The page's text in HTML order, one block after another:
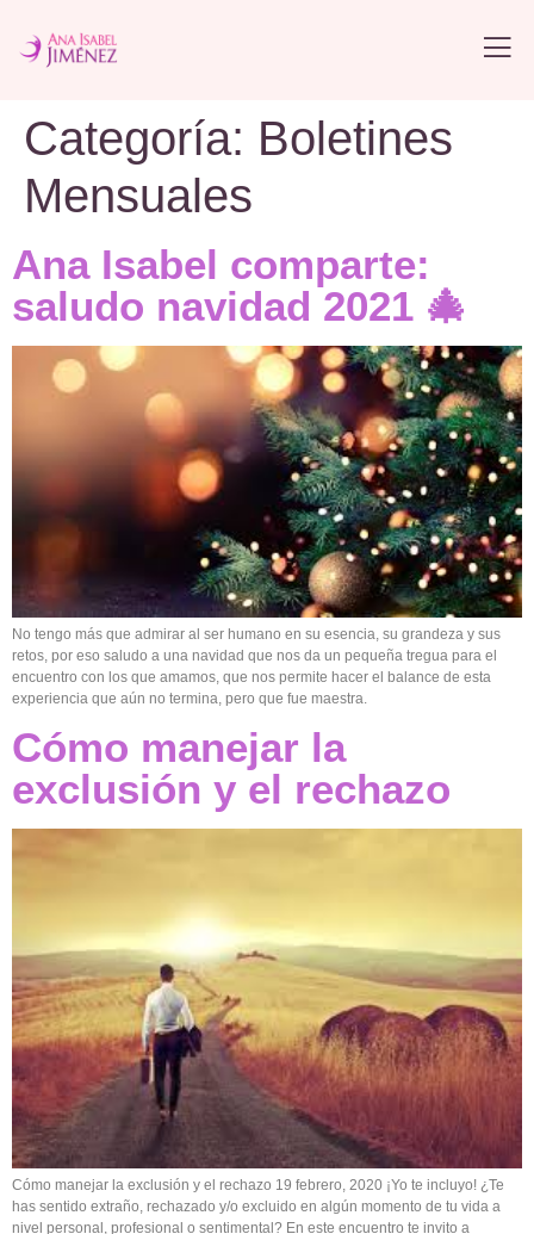
Categoría: Boletines
Mensuales
Ana Isabel comparte:
saludo navidad 2021 🎄
No tengo más que admirar al ser humano en su esencia, su grandeza y sus
retos, por eso saludo a una navidad que nos da un pequeña tregua para el
encuentro con los que amamos, que nos permite hacer el balance de esta
experiencia que aún no termina, pero que fue maestra.
Cómo manejar la
exclusión y el rechazo
Cómo manejar la exclusión y el rechazo 19 febrero, 2020 ¡Yo te incluyo! ¿Te
has sentido extraño, rechazado y/o excluido en algún momento de tu vida a
nivel personal, profesional o sentimental? En este encuentro te invito a